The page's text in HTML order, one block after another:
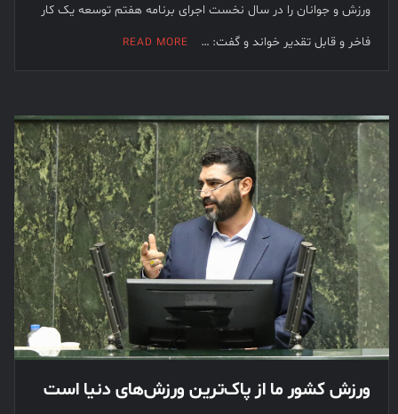
ورزش و جوانان را در سال نخست اجرای برنامه هفتم توسعه یک کار
فاخر و قابل تقدیر خواند و گفت: …
READ MORE
ورزش کشور ما از پاک‌ترین ورزش‌های دنیا است